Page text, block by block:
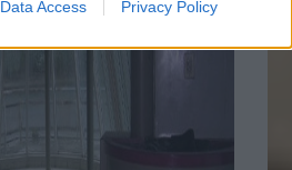
Data Access Privacy Policy